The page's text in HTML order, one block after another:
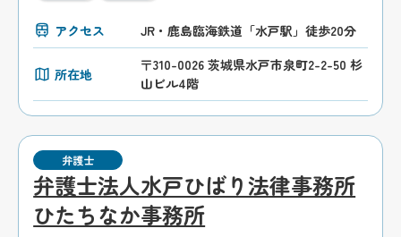
アクセス JR・鹿島臨海鉄道「水戸駅」徒歩20分
所在地
〒310-0026 茨城県水戸市泉町2-2-50 杉
山ビル4階
弁護士
弁護士法人水戸ひばり法律事務所
ひたちなか事務所